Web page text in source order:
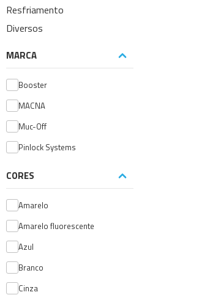
Resfriamento
Diversos
MARCA
Booster
MACNA
Muc-Off
Pinlock Systems
CORES
Amarelo
Amarelo fluorescente
Azul
Branco
Cinza